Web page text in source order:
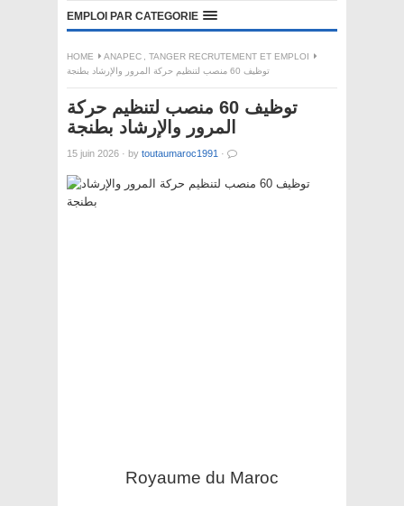
EMPLOI PAR CATEGORIE
HOME ANAPEC , TANGER RECRUTEMENT ET EMPLOI
توظيف 60 منصب لتنظيم حركة المرور والإرشاد بطنجة
توظيف 60 منصب لتنظيم حركة
المرور والإرشاد بطنجة
15 juin 2026 · by toutaumaroc1991 ·
Royaume du Maroc